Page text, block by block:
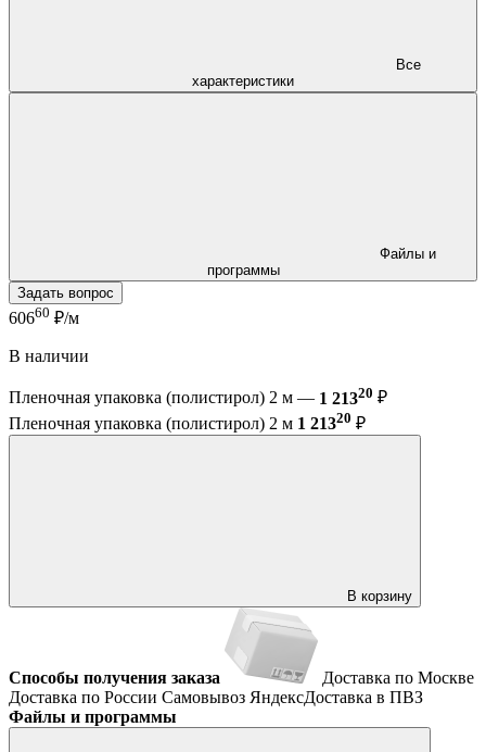
характеристики
программы
Задать вопрос
60660 ₽/м
В наличии
Пленочная упаковка (полистирол) 2 м — 1 21320 ₽
Пленочная упаковка (полистирол) 2 м 1 21320 ₽
В корзину
Способы получения заказа
Доставка по Москве
Доставка по России Самовывоз ЯндексДоставка в ПВЗ
Файлы и программы